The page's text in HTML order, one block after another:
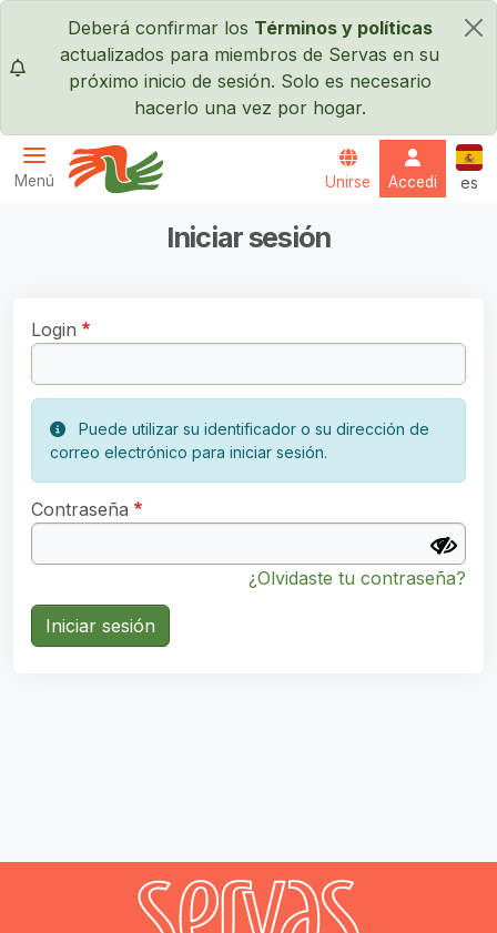
Pasar al contenido principal
×
Deberá confirmar los Términos y políticas
actualizados para miembros de Servas en su
próximo inicio de sesión. Solo es necesario
hacerlo una vez por hogar.
Menú Unirse Accedi es
Iniciar sesión
Login
Puede utilizar su identificador o su dirección de
correo electrónico para iniciar sesión.
Contraseña
¿Olvidaste tu contraseña?
Iniciar sesión